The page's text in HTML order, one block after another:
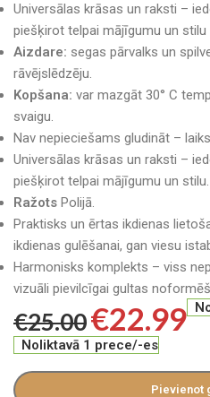
Universālas krāsas un raksti –
piešķirot telpai mājīgumu un stilu
Aizdare: segas pārvalks un
rāvējslēdzēju.
Kopšana: var mazgāt 30° C
svaigu.
Nav nepieciešams gludināt –
Universālas krāsas un raksti –
piešķirot telpai mājīgumu un stilu.
Ražots Polijā.
Praktisks un ērtas ikdienas
ikdienas gulēšanai, gan viesu
Harmonisks komplekts – viss
vizuāli pievilcīgai gultas
€25.00€22.99
Noliktavā 1 prece/-es
Pievienot